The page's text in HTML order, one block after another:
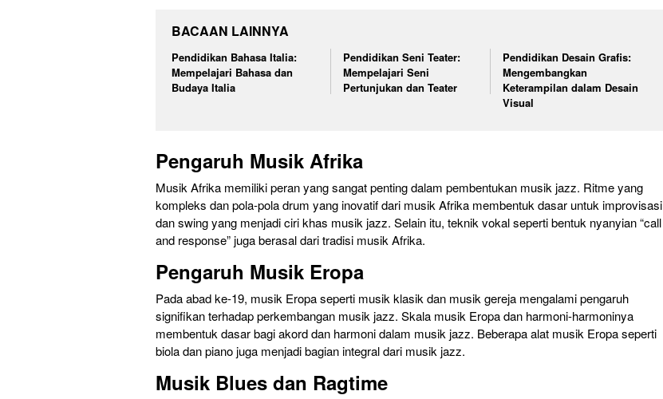
BACAAN LAINNYA
Pendidikan Bahasa Italia:
Mempelajari Bahasa dan
Budaya Italia
Pendidikan Seni Teater:
Mempelajari Seni
Pertunjukan dan Teater
Pendidikan Desain Grafis:
Mengembangkan
Keterampilan dalam Desain
Visual
Pengaruh Musik Afrika
Musik Afrika memiliki peran yang sangat penting dalam pembentukan musik jazz. Ritme yang
kompleks dan pola-pola drum yang inovatif dari musik Afrika membentuk dasar untuk improvisasi
dan swing yang menjadi ciri khas musik jazz. Selain itu, teknik vokal seperti bentuk nyanyian “call
and response” juga berasal dari tradisi musik Afrika.
Pengaruh Musik Eropa
Pada abad ke-19, musik Eropa seperti musik klasik dan musik gereja mengalami pengaruh
signifikan terhadap perkembangan musik jazz. Skala musik Eropa dan harmoni-harmoninya
membentuk dasar bagi akord dan harmoni dalam musik jazz. Beberapa alat musik Eropa seperti
biola dan piano juga menjadi bagian integral dari musik jazz.
Musik Blues dan Ragtime